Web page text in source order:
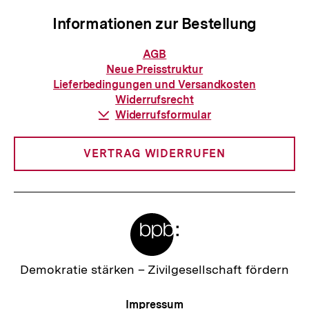
Informationen zur Bestellung
Informationen
zur
Bestellung
AGB
Neue Preisstruktur
Lieferbedingungen und Versandkosten
Widerrufsrecht
Download-
Widerrufsformular
VERTRAG WIDERRUFEN
Zur
Demokratie stärken – Zivilgesellschaft fördern
Meta-
Impressum